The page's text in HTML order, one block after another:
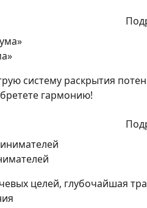
систему раскрытия
гармонию!
целей, глубочайшая